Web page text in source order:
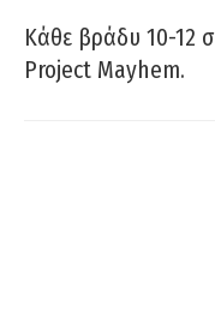
Κάθε βράδυ 10-12
Project Mayhem.